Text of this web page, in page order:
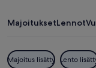
MajoituksetLennot
Majoitus lisätty Lento